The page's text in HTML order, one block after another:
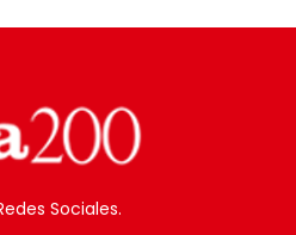
Sociales.